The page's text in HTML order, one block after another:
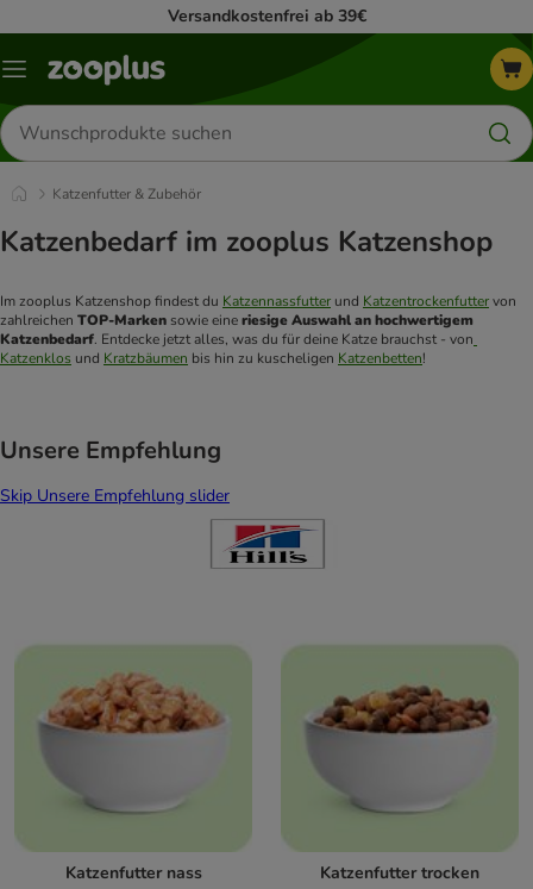
Versandkostenfrei ab 39€
Menü
Produkte
suchen
Katzenfutter & Zubehör
Katzenbedarf im zooplus Katzenshop
Im zooplus Katzenshop findest du Katzennassfutter und Katzentrockenfutter von
zahlreichen TOP-Marken sowie eine riesige Auswahl an hochwertigem
Katzenbedarf. Entdecke jetzt alles, was du für deine Katze brauchst - von
Katzenklos und Kratzbäumen bis hin zu kuscheligen Katzenbetten
Unsere Empfehlung
Skip Unsere Empfehlung slider
Katzenfutter nass Katzenfutter trocken